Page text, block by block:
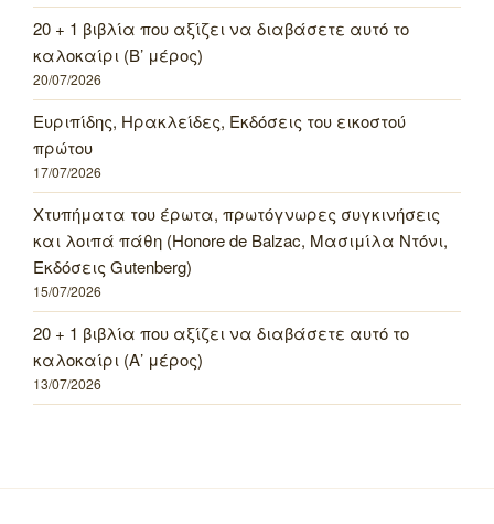
20 + 1 βιβλία που αξίζει να διαβάσετε αυτό το
καλοκαίρι (Β’ μέρος)
20/07/2026
Ευριπίδης, Ηρακλείδες, Εκδόσεις του εικοστού
πρώτου
17/07/2026
Χτυπήματα του έρωτα, πρωτόγνωρες συγκινήσεις
και λοιπά πάθη (Honore de Balzac, Μασιμίλα Ντόνι,
Εκδόσεις Gutenberg)
15/07/2026
20 + 1 βιβλία που αξίζει να διαβάσετε αυτό το
καλοκαίρι (Α’ μέρος)
13/07/2026